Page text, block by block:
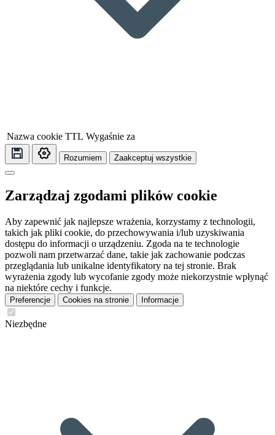
Nazwa cookie TTL Wygaśnie za
Rozumiem Zaakceptuj wszystkie
Zarządzaj zgodami plików cookie
Aby zapewnić jak najlepsze wrażenia, korzystamy z technologii,
takich jak pliki cookie, do przechowywania i/lub uzyskiwania
dostępu do informacji o urządzeniu. Zgoda na te technologie
pozwoli nam przetwarzać dane, takie jak zachowanie podczas
przeglądania lub unikalne identyfikatory na tej stronie. Brak
wyrażenia zgody lub wycofanie zgody może niekorzystnie wpłynąć
na niektóre cechy i funkcje.
Preferencje Cookies na stronie Informacje
Niezbędne